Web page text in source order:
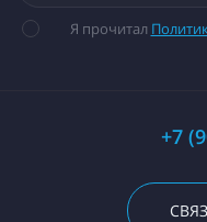
Я прочитал
+7